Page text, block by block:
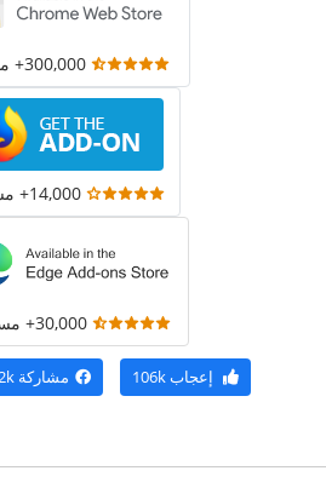
300,000+ مستخدم
14,000+ مستخدم
30,000+ مستخدم
إعجاب106k مشاركة 2k